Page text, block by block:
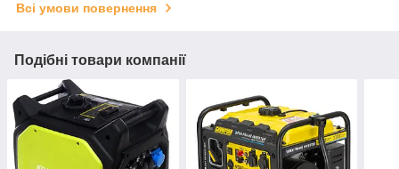
Всі умови повернення
Подібні товари компанії